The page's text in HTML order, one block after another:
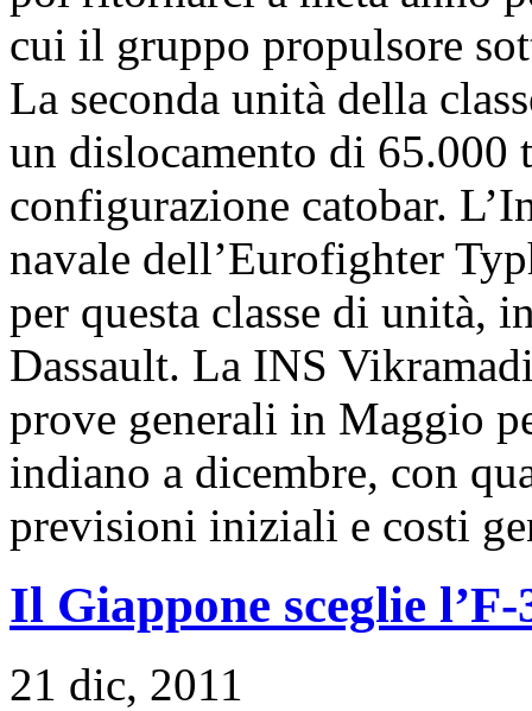
cui il gruppo propulsore
La seconda unità della
un dislocamento di 65.000
configurazione catobar.
navale dell’Eurofighter
per questa classe di unità,
Dassault. La INS
prove generali in Maggio
indiano a dicembre, con
previsioni iniziali e costi
Il Giappone sceglie l’F-
21 dic, 2011